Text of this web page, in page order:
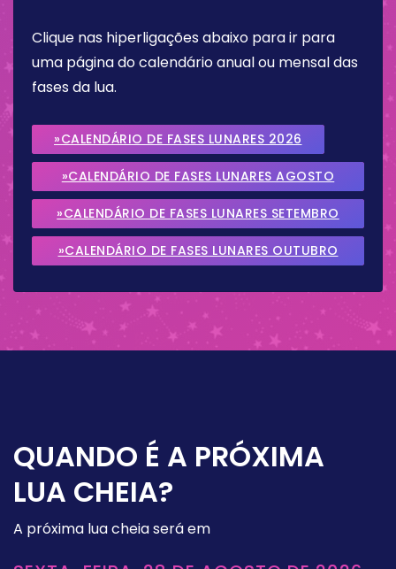
Clique nas hiperligações abaixo para ir para
uma página do calendário anual ou mensal das
fases da lua.
»CALENDÁRIO DE FASES LUNARES 2026
»CALENDÁRIO DE FASES LUNARES AGOSTO
2026
»CALENDÁRIO DE FASES LUNARES SETEMBRO
2026
»CALENDÁRIO DE FASES LUNARES OUTUBRO
QUANDO É A PRÓXIMA
LUA CHEIA?
A próxima lua cheia será em